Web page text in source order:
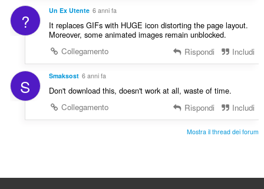
? Un Ex Utente 6 anni fa
It replaces GIFs with HUGE icon distorting the page layout.
Moreover, some animated images remain unblocked.
Collegamento
Rispondi Includi
S Smaksost 6 anni fa
Don't download this, doesn't work at all, waste of time.
Collegamento
Rispondi Includi
Mostra il thread dei forum